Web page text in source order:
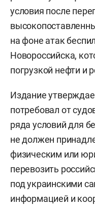
условия после
на фоне атак
Новороссийска,
погрузкой нефти и
Издание
потребовал от
ряда условий для
не должен
физическим или
перевозить
под украинскими
информацией и